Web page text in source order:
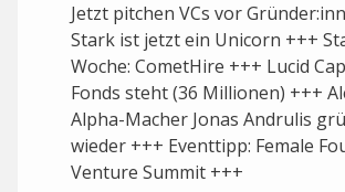
Jetzt pitchen VCs vor
Stark ist jetzt ein Unicorn +++
Woche: CometHire +++ Lucid
Fonds steht (36 Millionen) +++
Alpha-Macher Jonas Andrulis
wieder +++ Eventtipp: Female
Venture Summit +++